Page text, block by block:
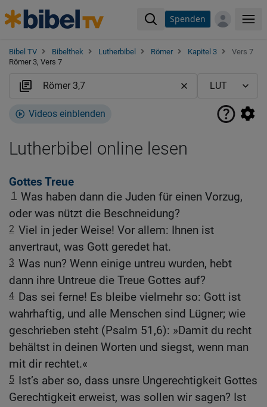
Spenden
Bibel TV Bibelthek Lutherbibel Römer Kapitel 3
Vers 7
Römer 3, Vers 7
Videos einblenden
Lutherbibel online lesen
Gottes Treue
1 Was haben dann die Juden für einen Vorzug,
oder was nützt die Beschneidung?
2 Viel in jeder Weise! Vor allem: Ihnen ist
anvertraut, was Gott geredet hat.
3 Was nun? Wenn einige untreu wurden, hebt
dann ihre Untreue die Treue Gottes auf?
4 Das sei ferne! Es bleibe vielmehr so: Gott ist
wahrhaftig, und alle Menschen sind Lügner; wie
geschrieben steht (Psalm 51,6): »Damit du recht
behältst in deinen Worten und siegst, wenn man
mit dir rechtet.«
5 Ist’s aber so, dass unsre Ungerechtigkeit Gottes
Gerechtigkeit erweist, was sollen wir sagen? Ist